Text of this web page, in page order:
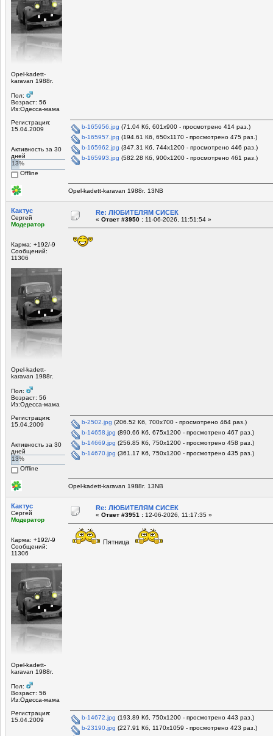
Opel-kadett-
karavan 1988г.
Пол:
Возраст: 56
Из:Одесса-мама
Регистрация:
15.04.2009
Активность за 30
дней
13%
Offline
b-165956.jpg (71.04 Кб, 601x900 - просмотрено 414 раз.)
b-165957.jpg (194.61 Кб, 650x1170 - просмотрено 475 раз.)
b-165962.jpg (347.31 Кб, 744x1200 - просмотрено 446 раз.)
b-165993.jpg (582.28 Кб, 900x1200 - просмотрено 461 раз.)
Opel-kadett-karavan 1988г. 13NB
Кактус
Сергей
Модератор
Карма: +192/-9
Сообщений:
11306
Opel-kadett-
karavan 1988г.
Пол:
Возраст: 56
Из:Одесса-мама
Регистрация:
15.04.2009
Активность за 30
дней
13%
Offline
Re: ЛЮБИТЕЛЯМ СИСЕК
« Ответ #3950 : 11-06-2026, 11:51:54 »
b-2502.jpg (206.52 Кб, 700x700 - просмотрено 464 раз.)
b-14658.jpg (890.66 Кб, 675x1200 - просмотрено 467 раз.)
b-14669.jpg (256.85 Кб, 750x1200 - просмотрено 458 раз.)
b-14670.jpg (361.17 Кб, 750x1200 - просмотрено 435 раз.)
Opel-kadett-karavan 1988г. 13NB
Кактус
Сергей
Модератор
Карма: +192/-9
Сообщений:
11306
Opel-kadett-
karavan 1988г.
Пол:
Возраст: 56
Из:Одесса-мама
Регистрация:
15.04.2009
Re: ЛЮБИТЕЛЯМ СИСЕК
« Ответ #3951 : 12-06-2026, 11:17:35 »
Пятница
b-14672.jpg (193.89 Кб, 750x1200 - просмотрено 443 раз.)
b-23190.jpg (227.91 Кб, 1170x1059 - просмотрено 423 раз.)